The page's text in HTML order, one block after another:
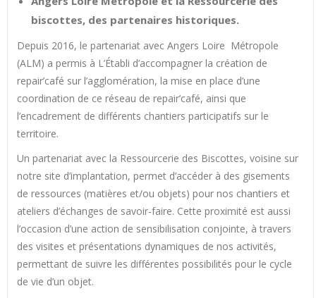
biscottes, des partenaires historiques.
Depuis 2016, le partenariat avec Angers Loire Métropole
(ALM) a permis à L’Établi d’accompagner la création de
repair’café sur l’agglomération, la mise en place d’une
coordination de ce réseau de repair’café, ainsi que
l’encadrement de différents chantiers participatifs sur le
territoire.
Un partenariat avec la Ressourcerie des Biscottes, voisine sur
notre site d’implantation, permet d’accéder à des gisements
de ressources (matières et/ou objets) pour nos chantiers et
ateliers d’échanges de savoir-faire. Cette proximité est aussi
l’occasion d’une action de sensibilisation conjointe, à travers
des visites et présentations dynamiques de nos activités,
permettant de suivre les différentes possibilités pour le cycle
de vie d’un objet.